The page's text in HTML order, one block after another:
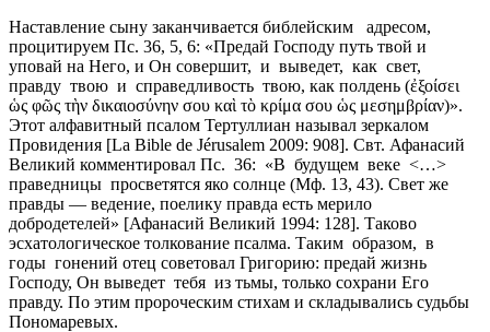
Наставление сыну заканчивается библейским адресом,
процитируем Пс. 36, 5, 6: «Предай Господу путь твой и
уповай на Него, и Он совершит, и выведет, как свет,
правду твою и справедливость твою, как полдень (ἐξοίσει
ὡς φῶς τὴν δικαιοσύνην σου καὶ τὸ κρίμα σου ὡς μεσημβρίαν)».
Этот алфавитный псалом Тертуллиан называл зеркалом
Провидения [La Bible de Jérusalem 2009: 908]. Свт. Афанасий
Великий комментировал Пс. 36: «В будущем веке <…>
праведницы просветятся яко солнце (Мф. 13, 43). Свет же
правды — ведениe, поелику правда есть мерило
добродетелей» [Афанасий Великий 1994: 128]. Таково
эсхатологическое толкование псалма. Таким образом, в
годы гонений отец советовал Григорию: предай жизнь
Господу, Он выведет тебя из тьмы, только сохрани Его
правду. По этим пророческим стихам и складывались судьбы
Пономаревых.